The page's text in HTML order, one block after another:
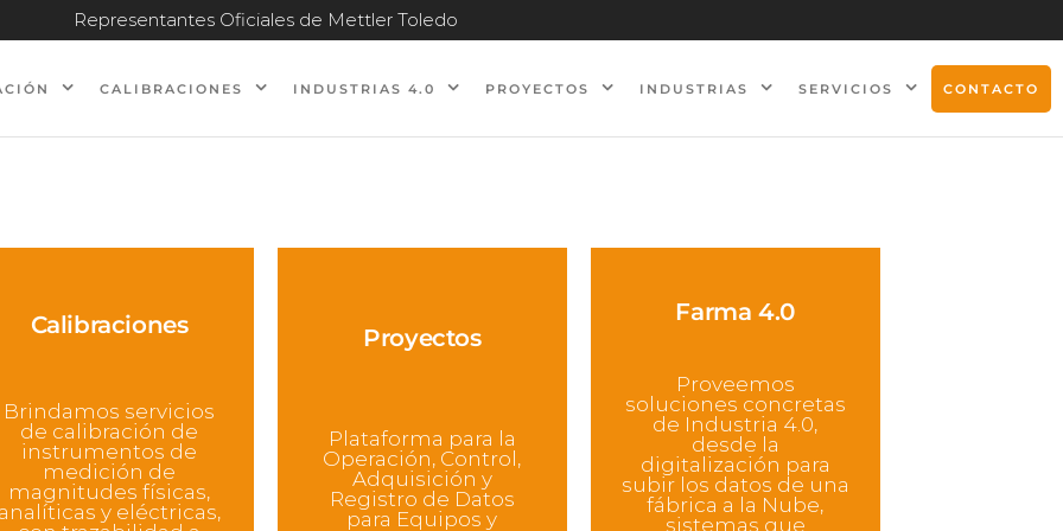
Representantes Oficiales de Mettler Toledo
CALIBRACIONES INDUSTRIAS 4.0 PROYECTOS INDUSTRIAS SERVICIOS CONTACTO
Calibraciones
Brindamos servicios
de calibración de
instrumentos de
medición de
magnitudes físicas,
analíticas y eléctricas,
Proyectos
Plataforma para la
Operación, Control,
Adquisición y
Registro de Datos
para Equipos y
Farma 4.0
Proveemos
soluciones concretas
de Industria 4.0,
desde la
digitalización para
subir los datos de una
fábrica a la Nube,
sistemas que